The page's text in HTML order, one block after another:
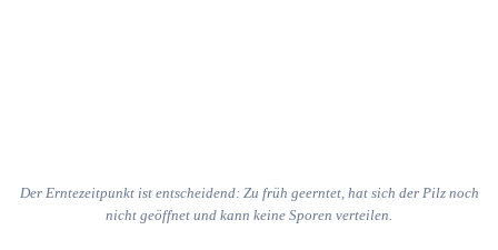
Der Erntezeitpunkt ist entscheidend: Zu früh geerntet, hat sich der Pilz noch
nicht geöffnet und kann keine Sporen verteilen.